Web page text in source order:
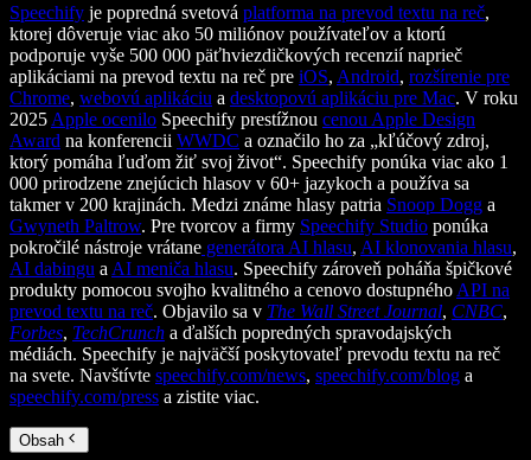
Speechify je popredná svetová platforma na prevod textu na reč,
ktorej dôveruje viac ako 50 miliónov používateľov a ktorú
podporuje vyše 500 000 päťhviezdičkových recenzií naprieč
aplikáciami na prevod textu na reč pre iOS, Android, rozšírenie pre
Chrome, webovú aplikáciu a desktopovú aplikáciu pre Mac. V roku
2025 Apple ocenilo Speechify prestížnou cenou Apple Design
Award na konferencii WWDC a označilo ho za „kľúčový zdroj,
ktorý pomáha ľuďom žiť svoj život“. Speechify ponúka viac ako 1
000 prirodzene znejúcich hlasov v 60+ jazykoch a používa sa
takmer v 200 krajinách. Medzi známe hlasy patria Snoop Dogg a
Gwyneth Paltrow. Pre tvorcov a firmy Speechify Studio ponúka
pokročilé nástroje vrátane generátora AI hlasu, AI klonovania hlasu,
AI dabingu a AI meniča hlasu. Speechify zároveň poháňa špičkové
produkty pomocou svojho kvalitného a cenovo dostupného API na
prevod textu na reč. Objavilo sa v The Wall Street Journal, CNBC,
Forbes, TechCrunch a ďalších popredných spravodajských
médiách. Speechify je najväčší poskytovateľ prevodu textu na reč
na svete. Navštívte speechify.com/news, speechify.com/blog a
speechify.com/press a zistite viac.
Obsah